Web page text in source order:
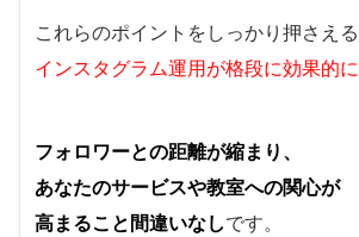
これらのポイントをしっかり押さえる
インスタグラム運用が格段に効果的に
フォロワーとの距離が縮まり、
あなたのサービスや教室への関心が
高まること間違いなしです。